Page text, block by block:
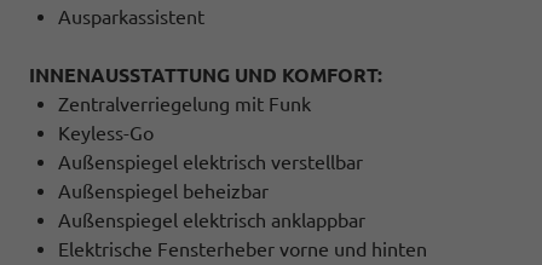
Ausparkassistent
INNENAUSSTATTUNG UND KOMFORT:
Zentralverriegelung mit Funk
Keyless-Go
Außenspiegel elektrisch verstellbar
Außenspiegel beheizbar
Außenspiegel elektrisch anklappbar
Elektrische Fensterheber vorne und hinten